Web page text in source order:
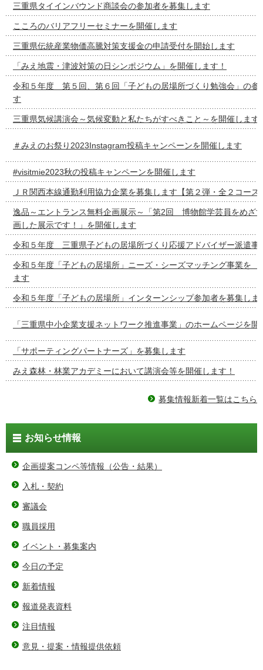
三重県タイインバウンド商談会の参加者を募集します
こころのバリアフリーセミナーを開催します
三重県伝統産業物価高騰対策支援金の申請受付を開始します
「みえ地震・津波対策の日シンポジウム」を開催します！
令和５年度 第５回、第６回「子どもの居場所づくり勉強会」の参
す
三重県気候講演会～気候変動と私たちがすべきこと～を開催します
＃みえのお祭り2023Instagram投稿キャンペーンを開催します
#visitmie2023秋の投稿キャンペーンを開催します
ＪＲ関西本線通勤利用協力企業を募集します【第２弾・全２コース
逸品～エントランス無料企画展示～「第2回 博物館学芸員をめざ
画した展示です！」を開催します
令和５年度 三重県子どもの居場所づくり応援アドバイザー派遣事
令和５年度「子どもの居場所」ニーズ・シーズマッチング
ます
令和５年度「子どもの居場所」インターンシップ参加者を募集しま
「三重県中小企業支援ネットワーク推進事業」のホームページを開
「サポーティングパートナーズ」を募集します
みえ森林・林業アカデミーにおいて講演会等を開催します！
募集情報新着一覧はこちら
お知らせ情報
企画提案コンペ等情報（公告・結果）
入札・契約
審議会
職員採用
イベント・募集案内
今日の予定
新着情報
報道発表資料
注目情報
意見・提案・情報提供依頼